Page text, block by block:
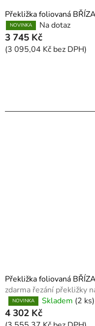
Překližka foliovaná
NOVINKA Na dotaz
3 745 Kč
(3 095,04 Kč bez DPH)
Překližka foliovaná
zdarma řezání překližky
Průměrné
hodnocení
produktu
NOVINKA Skladem (2 ks)
4 302 Kč